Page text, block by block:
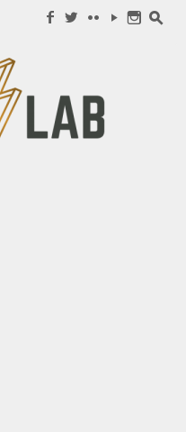
f w c y n s